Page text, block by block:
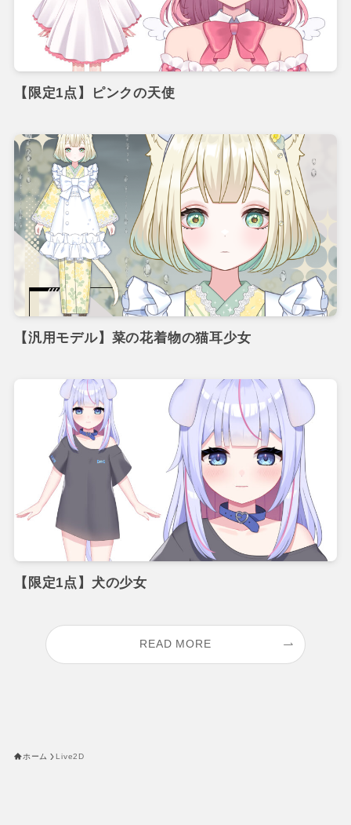
【限定1点】ピンクの天使
【汎用モデル】菜の花着物の猫耳少女
【限定1点】犬の少女
READ MORE
ホーム Live2D